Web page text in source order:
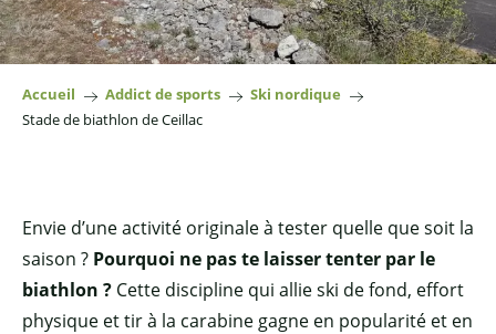
Accueil Addict de sports
Ski nordique
Stade de biathlon de Ceillac
Envie d’une activité originale à tester quelle que soit la
saison ? Pourquoi ne pas te laisser tenter par le
biathlon ? Cette discipline qui allie ski de fond, effort
physique et tir à la carabine gagne en popularité et en